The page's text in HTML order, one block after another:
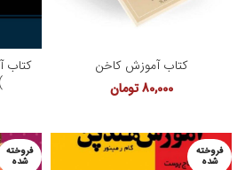
کتاب آموزش کاخن
80,000 تومان
کتاب
فروخته
شده
فروخته
شده